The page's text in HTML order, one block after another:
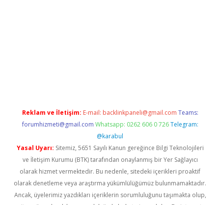
Reklam ve İletişim: E-mail: backlinkpaneli@gmail.com Teams:
forumhizmeti@gmail.com Whatsapp: 0262 606 0 726 Telegram:
@karabul
Yasal Uyarı: Sitemiz, 5651 Sayılı Kanun gereğince Bilgi Teknolojileri
ve İletişim Kurumu (BTK) tarafından onaylanmış bir Yer Sağlayıcı
olarak hizmet vermektedir. Bu nedenle, sitedeki içerikleri proaktif
olarak denetleme veya araştırma yükümlülüğümüz bulunmamaktadır.
Ancak, üyelerimiz yazdıkları içeriklerin sorumluluğunu taşımakta olup,